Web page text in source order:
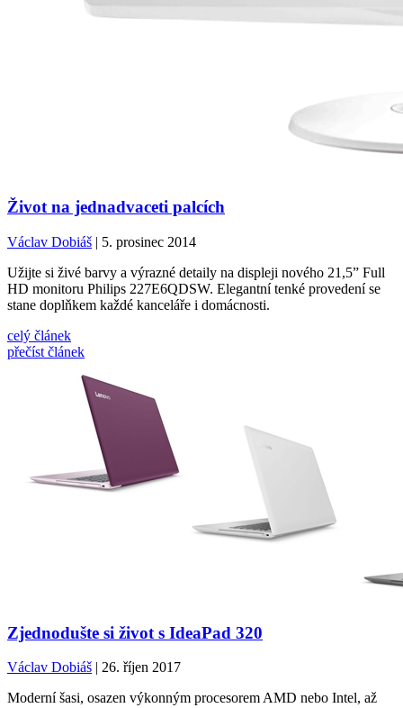
Život na jednadvaceti palcích
Václav Dobiáš | 5. prosinec 2014
Užijte si živé barvy a výrazné detaily na displeji nového 21,5” Full
HD monitoru Philips 227E6QDSW. Elegantní tenké provedení se
stane doplňkem každé kanceláře i domácnosti.
celý článek
přečíst článek
Zjednodušte si život s IdeaPad 320
Václav Dobiáš | 26. říjen 2017
Moderní šasi, osazen výkonným procesorem AMD nebo Intel, až